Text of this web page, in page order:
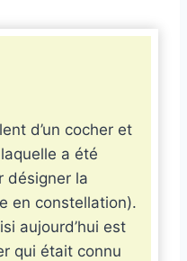
d’un cocher et
a été
désigner la
en constellation).
aujourd’hui est
qui était connu